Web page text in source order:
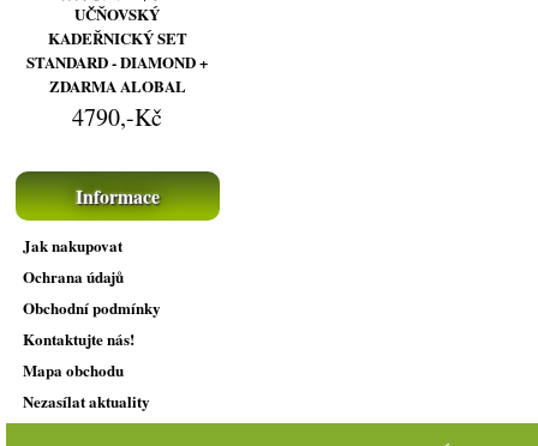
UČŇOVSKÝ
KADEŘNICKÝ SET
STANDARD - DIAMOND +
ZDARMA ALOBAL
4790,-Kč
Informace
Jak nakupovat
Ochrana údajů
Obchodní podmínky
Kontaktujte nás!
Mapa obchodu
Nezasílat aktuality